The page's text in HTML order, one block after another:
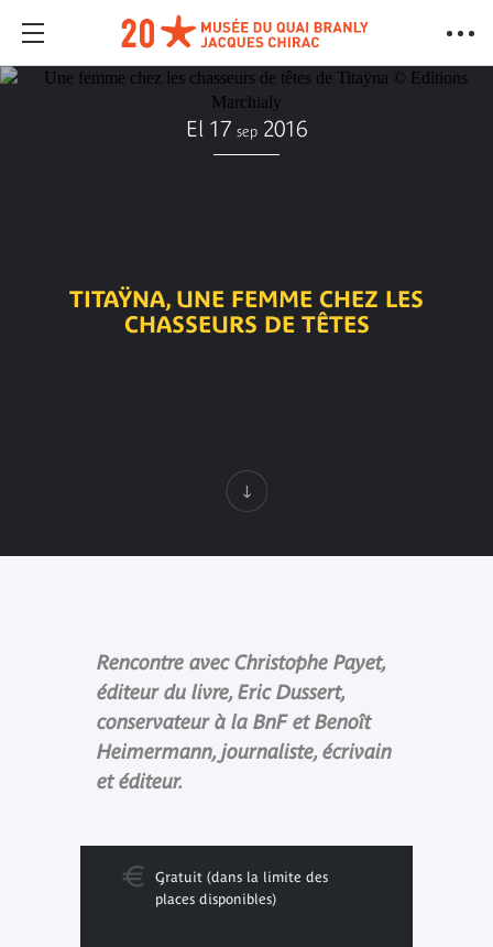
El 17 sep 2016
TITAŸNA, UNE FEMME CHEZ LES
CHASSEURS DE TÊTES
Rencontre avec Christophe Payet,
éditeur du livre, Eric Dussert,
conservateur à la BnF et Benoît
Heimermann, journaliste, écrivain
et éditeur.
Gratuit (dans la limite des
places disponibles)